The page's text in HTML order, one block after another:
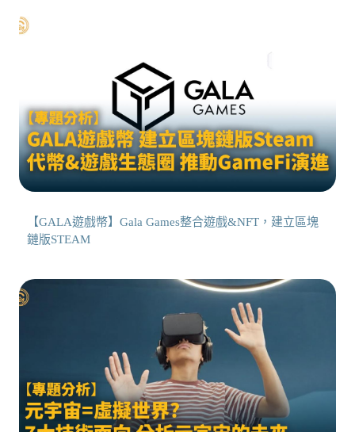
【GALA遊戲幣】Gala Games整合遊戲&NFT，建立區塊
鏈版STEAM